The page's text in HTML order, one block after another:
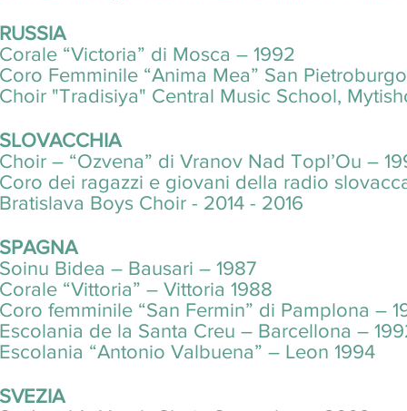
RUSSIA
Corale “Victoria” di Mosca – 1992
Coro Femminile “Anima Mea” San
Choir "Tradisiya" Central Music School,
SLOVACCHIA
Choir – “Ozvena” di Vranov Nad Topl’Ou –
Coro dei ragazzi e giovani della radio
Bratislava Boys Choir - 2014 - 2016
SPAGNA
Soinu Bidea – Bausari – 1987
Corale “Vittoria” – Vittoria 1988
Coro femminile “San Fermin” di Pamplona –
Escolania de la Santa Creu – Barcellona –
Escolania “Antonio Valbuena” – Leon 1994
SVEZIA